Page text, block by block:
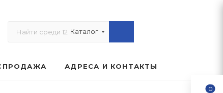
Каталог
АДРЕСА И КОНТАКТЫ
0